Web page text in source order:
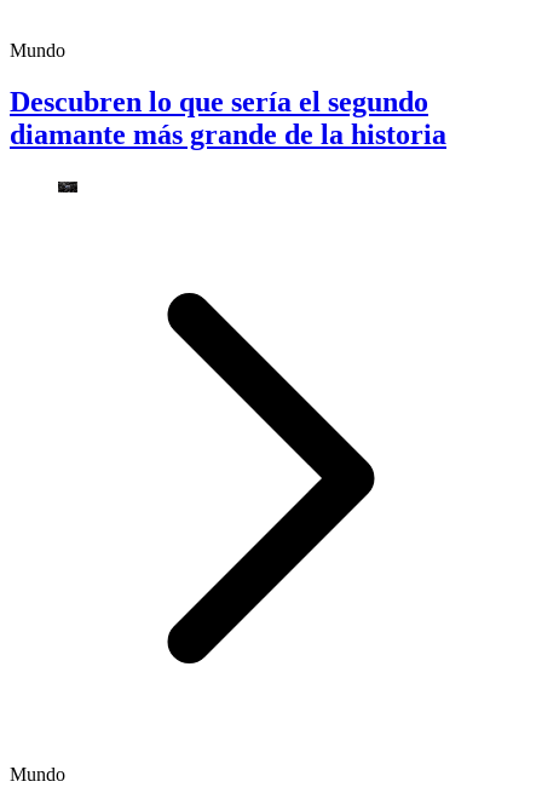
Mundo
Descubren lo que sería el segundo
diamante más grande de la historia
Mundo